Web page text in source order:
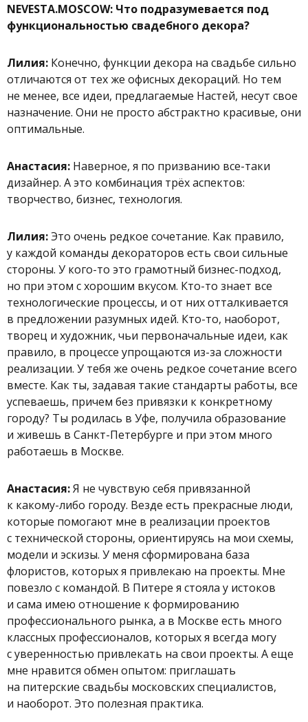
NEVESTA.MOSCOW: Что подразумевается под
функциональностью свадебного декора?
Лилия: Конечно, функции декора на свадьбе сильно
отличаются от тех же офисных декораций. Но тем
не менее, все идеи, предлагаемые Настей, несут свое
назначение. Они не просто абстрактно красивые, они
оптимальные.
Анастасия: Наверное, я по призванию все-таки
дизайнер. А это комбинация трёх аспектов:
творчество, бизнес, технология.
Лилия:Это очень редкое сочетание. Как правило,
у каждой команды декораторов есть свои сильные
стороны. У кого-то это грамотный бизнес-подход,
но при этом с хорошим вкусом. Кто-то знает все
технологические процессы, и от них отталкивается
в предложении разумных идей. Кто-то, наоборот,
творец и художник, чьи первоначальные идеи, как
правило, в процессе упрощаются из-за сложности
реализации. У тебя же очень редкое сочетание всего
вместе. Как ты, задавая такие стандарты работы, все
успеваешь, причем без привязки к конкретному
городу? Ты родилась в Уфе, получила образование
и живешь в Санкт-Петербурге и при этом много
работаешь в Москве.
Анастасия:Я не чувствую себя привязанной
к какому-либо городу. Везде есть прекрасные люди,
которые помогают мне в реализации проектов
с технической стороны, ориентируясь на мои схемы,
модели и эскизы. У меня сформирована база
флористов, которых я привлекаю на проекты. Мне
повезло с командой. В Питере я стояла у истоков
и сама имею отношение к формированию
профессионального рынка, а в Москве есть много
классных профессионалов, которых я всегда могу
с уверенностью привлекать на свои проекты. А еще
мне нравится обмен опытом: приглашать
на питерские свадьбы московских специалистов,
и наоборот. Это полезная практика.